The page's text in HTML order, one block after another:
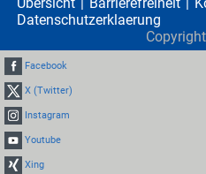
Datenschutzerklaerung
Facebook
X (Twitter)
Instagram
Youtube
Xing